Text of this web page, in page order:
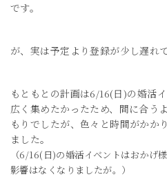
です。
が、実は予定より登録が少し遅れ
もともとの計画は6/16(日)の婚活
広く集めたかったため、間に合う
もりでしたが、色々と時間がかか
ました。
（6/16(日)の婚活イベントはおかげ
影響はなくなりましたが。）